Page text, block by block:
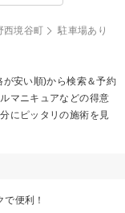
西境谷町
駐車場あり
安い順)から検索＆予約
マニキュアなどの得意
にピッタリの施術を見
便利！